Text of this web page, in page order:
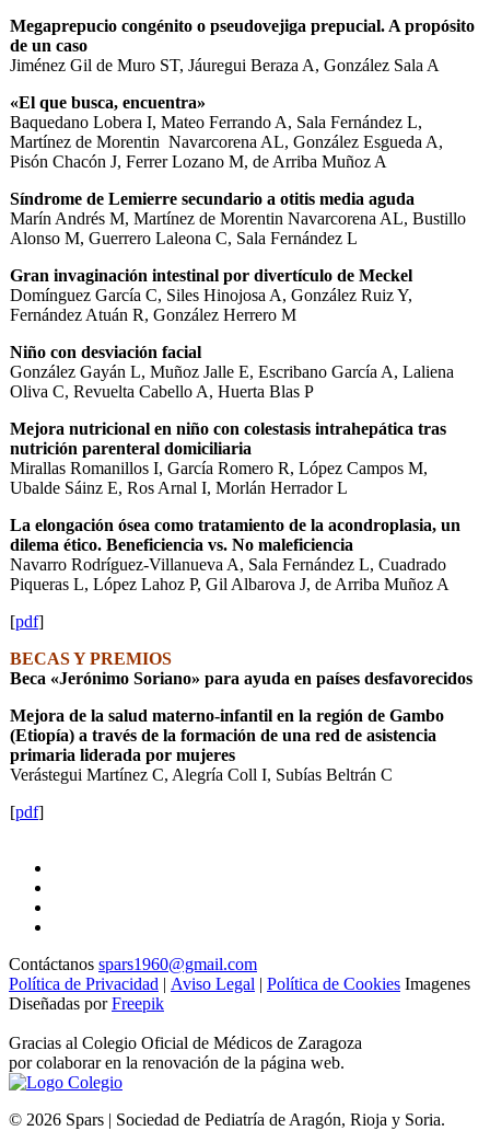
Megaprepucio congénito o pseudovejiga prepucial. A propósito
de un caso
Jiménez Gil de Muro ST, Jáuregui Beraza A, González Sala A
«El que busca, encuentra»
Baquedano Lobera I, Mateo Ferrando A, Sala Fernández L,
Martínez de Morentin Navarcorena AL, González Esgueda A,
Pisón Chacón J, Ferrer Lozano M, de Arriba Muñoz A
Síndrome de Lemierre secundario a otitis media aguda
Marín Andrés M, Martínez de Morentin Navarcorena AL, Bustillo
Alonso M, Guerrero Laleona C, Sala Fernández L
Gran invaginación intestinal por divertículo de Meckel
Domínguez García C, Siles Hinojosa A, González Ruiz Y,
Fernández Atuán R, González Herrero M
Niño con desviación facial
González Gayán L, Muñoz Jalle E, Escribano García A, Laliena
Oliva C, Revuelta Cabello A, Huerta Blas P
Mejora nutricional en niño con colestasis intrahepática tras
nutrición parenteral domiciliaria
Mirallas Romanillos I, García Romero R, López Campos M,
Ubalde Sáinz E, Ros Arnal I, Morlán Herrador L
La elongación ósea como tratamiento de la acondroplasia, un
dilema ético. Beneficiencia vs. No maleficiencia
Navarro Rodríguez-Villanueva A, Sala Fernández L, Cuadrado
Piqueras L, López Lahoz P, Gil Albarova J, de Arriba Muñoz A
[pdf]
BECAS Y PREMIOS
Beca «Jerónimo Soriano» para ayuda en países desfavorecidos
Mejora de la salud materno-infantil en la región de Gambo
(Etiopía) a través de la formación de una red de asistencia
primaria liderada por mujeres
Verástegui Martínez C, Alegría Coll I, Subías Beltrán C
[pdf]
Contáctanos spars1960@gmail.com
Política de Privacidad | Aviso Legal | Política de Cookies Imagenes
Diseñadas porFreepik
Gracias al Colegio Oficial de Médicos de Zaragoza
por colaborar en la renovación de la página web.
© 2026 Spars | Sociedad de Pediatría de Aragón, Rioja y Soria.